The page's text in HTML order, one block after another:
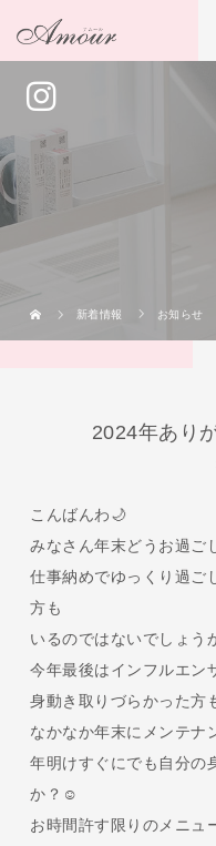
新着情報 お知らせ
2024年あり
こんばんわ🌙
みなさん年末どうお過ご
仕事納めでゆっくり過ご
方も
いるのではないでしょう
今年最後はインフルエン
身動き取りづらかった方
なかなか年末にメンテナ
年明けすぐにでも自分の
か？☺️
お時間許す限りのメニュ